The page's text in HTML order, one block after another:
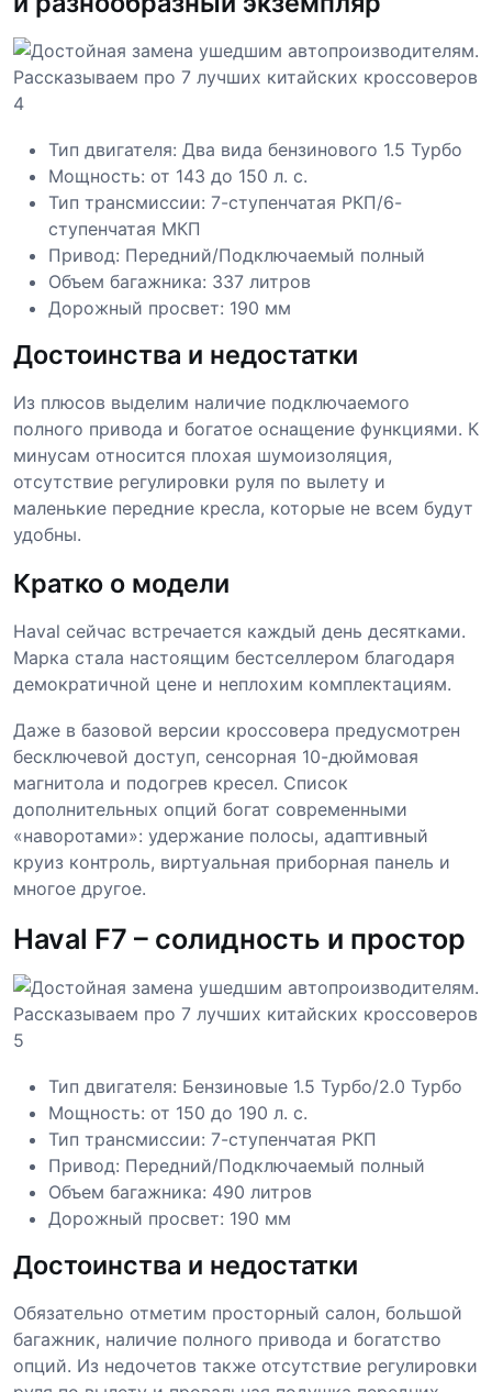
Тип двигателя: Два вида бензинового 1.5 Турбо
Мощность: от 143 до 150 л. с.
Тип трансмиссии: 7-ступенчатая РКП/6-
ступенчатая МКП
Привод: Передний/Подключаемый полный
Объем багажника: 337 литров
Дорожный просвет: 190 мм
Достоинства и недостатки
Из плюсов выделим наличие подключаемого
полного привода и богатое оснащение функциями. К
минусам относится плохая шумоизоляция,
отсутствие регулировки руля по вылету и
маленькие передние кресла, которые не всем будут
удобны.
Кратко о модели
Haval сейчас встречается каждый день десятками.
Марка стала настоящим бестселлером благодаря
демократичной цене и неплохим комплектациям.
Даже в базовой версии кроссовера предусмотрен
бесключевой доступ, сенсорная 10-дюймовая
магнитола и подогрев кресел. Список
дополнительных опций богат современными
«наворотами»: удержание полосы, адаптивный
круиз контроль, виртуальная приборная панель и
многое другое.
Haval F7 – солидность и простор
Тип двигателя: Бензиновые 1.5 Турбо/2.0 Турбо
Мощность: от 150 до 190 л. с.
Тип трансмиссии: 7-ступенчатая РКП
Привод: Передний/Подключаемый полный
Объем багажника: 490 литров
Дорожный просвет: 190 мм
Достоинства и недостатки
Обязательно отметим просторный салон, большой
багажник, наличие полного привода и богатство
опций. Из недочетов также отсутствие регулировки